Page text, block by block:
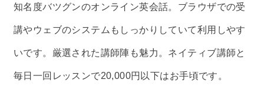
知名度バツグンのオンライン英会話。ブラウザでの受
講やウェブのシステムもしっかりしていて利用しやす
いです。厳選された講師陣も魅力。ネイティブ講師と
毎日一回レッスンで20,000円以下はお手頃です。